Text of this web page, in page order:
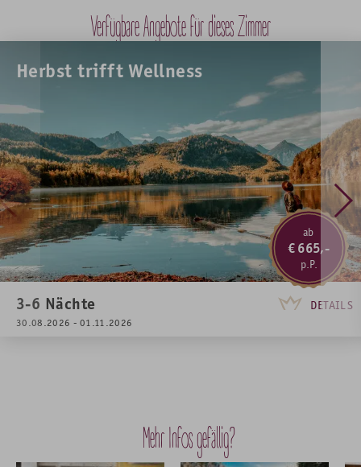
Doppelzimmer zur Einzelbenutzung auf Anfrage möglich
Zusatzbett in der Kategorie SUITE AllgäuGlück möglich
Schlossblick-Garantie in den Kategorien KönigsNest und
AlpenTraum je nach Verfügbarkeit möglich Aufpreis pro
Unsere Suiten haben bereits Schlossblick inklusive
Verwöhnpension: Schlemmer Frühstück | Mittagssnacks
(Salate, Tagessuppe und Tagesgericht) | Nachmittags:
hausgem. Kuchen & Torten | Abends: 4-Gang-Wahlmenü
Verfügbare Angebote für dieses Zimmer
Herbst trifft Wellness
ab
665,-
3-6 Nächte
30.08.2026 - 01.11.2026
DETAILS
Mehr Infos gefällig?